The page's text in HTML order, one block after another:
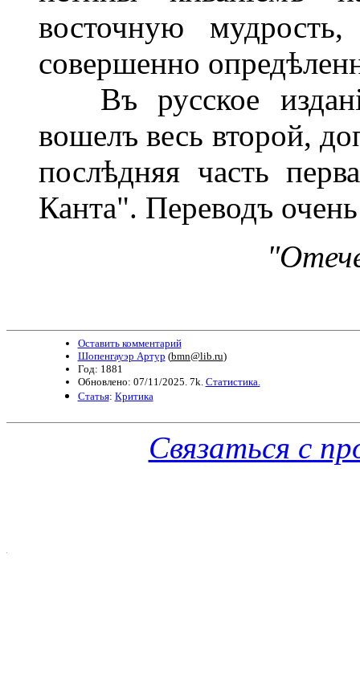
восточную
совершенно
Въ русское
вошелъ весь второй,
послѣдняя часть
Канта". Переводъ
Оставить комментарий
Шопенгауэр Артур (bmn@lib.ru)
Год: 1881
Обновлено: 07/11/2025. 7k. Статистика.
Статья: Критика
Связаться с